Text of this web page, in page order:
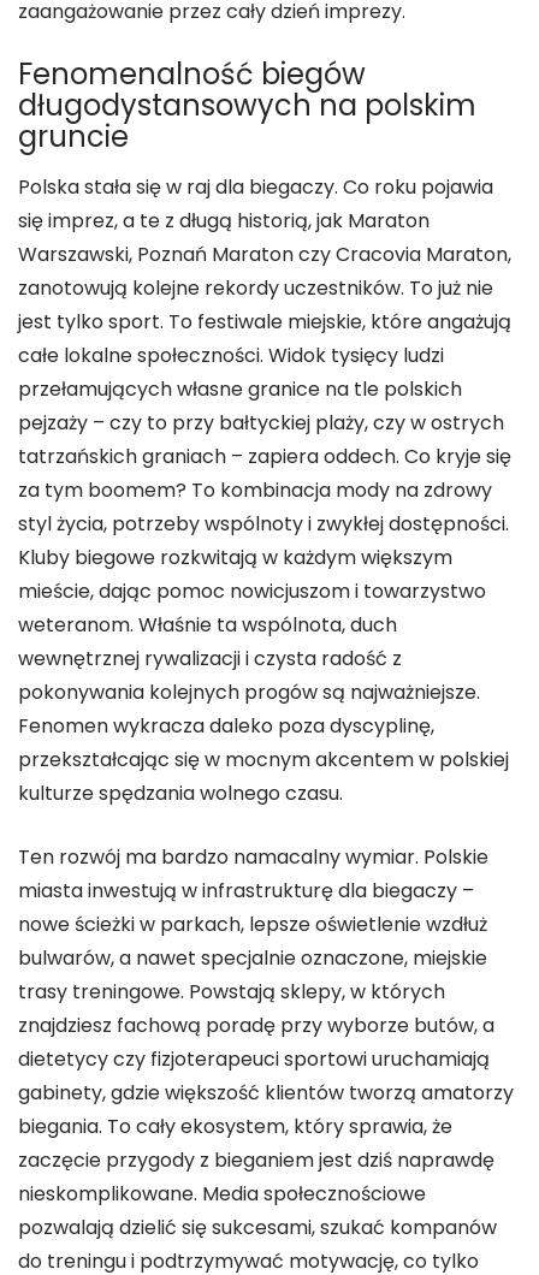
zaangażowanie przez cały dzień imprezy.
Fenomenalność biegów
długodystansowych na polskim
gruncie
Polska stała się w raj dla biegaczy. Co roku pojawia
się imprez, a te z długą historią, jak Maraton
Warszawski, Poznań Maraton czy Cracovia Maraton,
zanotowują kolejne rekordy uczestników. To już nie
jest tylko sport. To festiwale miejskie, które angażują
całe lokalne społeczności. Widok tysięcy ludzi
przełamujących własne granice na tle polskich
pejzaży – czy to przy bałtyckiej plaży, czy w ostrych
tatrzańskich graniach – zapiera oddech. Co kryje się
za tym boomem? To kombinacja mody na zdrowy
styl życia, potrzeby wspólnoty i zwykłej dostępności.
Kluby biegowe rozkwitają w każdym większym
mieście, dając pomoc nowicjuszom i towarzystwo
weteranom. Właśnie ta wspólnota, duch
wewnętrznej rywalizacji i czysta radość z
pokonywania kolejnych progów są najważniejsze.
Fenomen wykracza daleko poza dyscyplinę,
przekształcając się w mocnym akcentem w polskiej
kulturze spędzania wolnego czasu.
Ten rozwój ma bardzo namacalny wymiar. Polskie
miasta inwestują w infrastrukturę dla biegaczy –
nowe ścieżki w parkach, lepsze oświetlenie wzdłuż
bulwarów, a nawet specjalnie oznaczone, miejskie
trasy treningowe. Powstają sklepy, w których
znajdziesz fachową poradę przy wyborze butów, a
dietetycy czy fizjoterapeuci sportowi uruchamiają
gabinety, gdzie większość klientów tworzą amatorzy
biegania. To cały ekosystem, który sprawia, że
zaczęcie przygody z bieganiem jest dziś naprawdę
nieskomplikowane. Media społecznościowe
pozwalają dzielić się sukcesami, szukać kompanów
do treningu i podtrzymywać motywację, co tylko